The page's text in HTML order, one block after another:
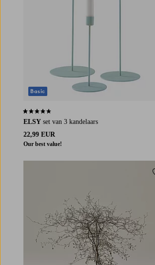
ELSY set van 3 kandelaars
22,99 EUR
Our best value!
4,5 op basis van 163 beoordelingen
Basic